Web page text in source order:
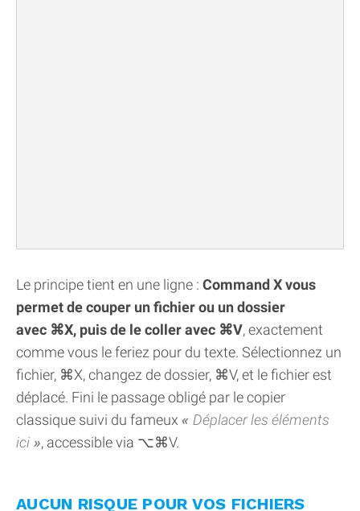
Le principe tient en une ligne : Command X vous
permet de couper un fichier ou un dossier
avec ⌘X, puis de le coller avec ⌘V, exactement
comme vous le feriez pour du texte. Sélectionnez un
fichier, ⌘X, changez de dossier, ⌘V, et le fichier est
déplacé. Fini le passage obligé par le copier
classique suivi du fameux
Déplacer les éléments
ici
, accessible via ⌥⌘V.
AUCUN RISQUE POUR VOS FICHIERS